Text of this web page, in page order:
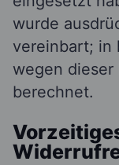
wurde
vereinbart; in
wegen dieser
berechnet.